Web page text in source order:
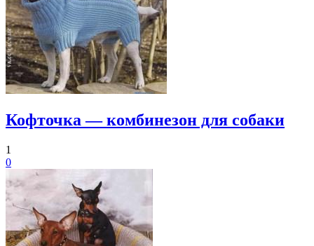
Кофточка — комбинезон для собаки
1
0